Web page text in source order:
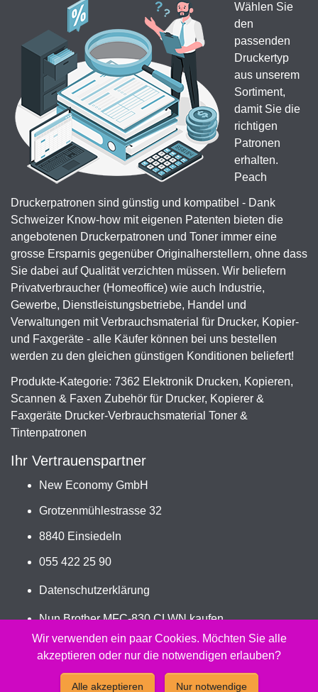
Wählen Sie
den
passenden
Druckertyp
aus unserem
Sortiment,
damit Sie die
richtigen
Patronen
erhalten.
Peach
Druckerpatronen sind günstig und kompatibel - Dank
Schweizer Know-how mit eigenen Patenten bieten die
angebotenen Druckerpatronen und Toner immer eine
grosse Ersparnis gegenüber Originalherstellern, ohne dass
Sie dabei auf Qualität verzichten müssen. Wir beliefern
Privatverbraucher (Homeoffice) wie auch Industrie,
Gewerbe, Dienstleistungsbetriebe, Handel und
Verwaltungen mit Verbrauchsmaterial für Drucker, Kopier-
und Faxgeräte - alle Käufer können bei uns bestellen
werden zu den gleichen günstigen Konditionen beliefert!
Produkte-Kategorie: 7362 Elektronik Drucken, Kopieren,
Scannen & Faxen Zubehör für Drucker, Kopierer &
Faxgeräte Drucker-Verbrauchsmaterial Toner &
Tintenpatronen
Ihr Vertrauenspartner
New Economy GmbH
Grotzenmühlestrasse 32
8840 Einsiedeln
055 422 25 90
Datenschutzerklärung
Nun Brother MFC-830 CLWN kaufen
Jetzt LC-900VAL bestellen
2026 - Peach Druckerpatronen Versand Jetzt günstig und
Wir verwenden ein paar Cookies. Möchten Sie alle
akzeptieren oder nur die notwendigen erlauben?
Alle akzeptieren Nur notwendige